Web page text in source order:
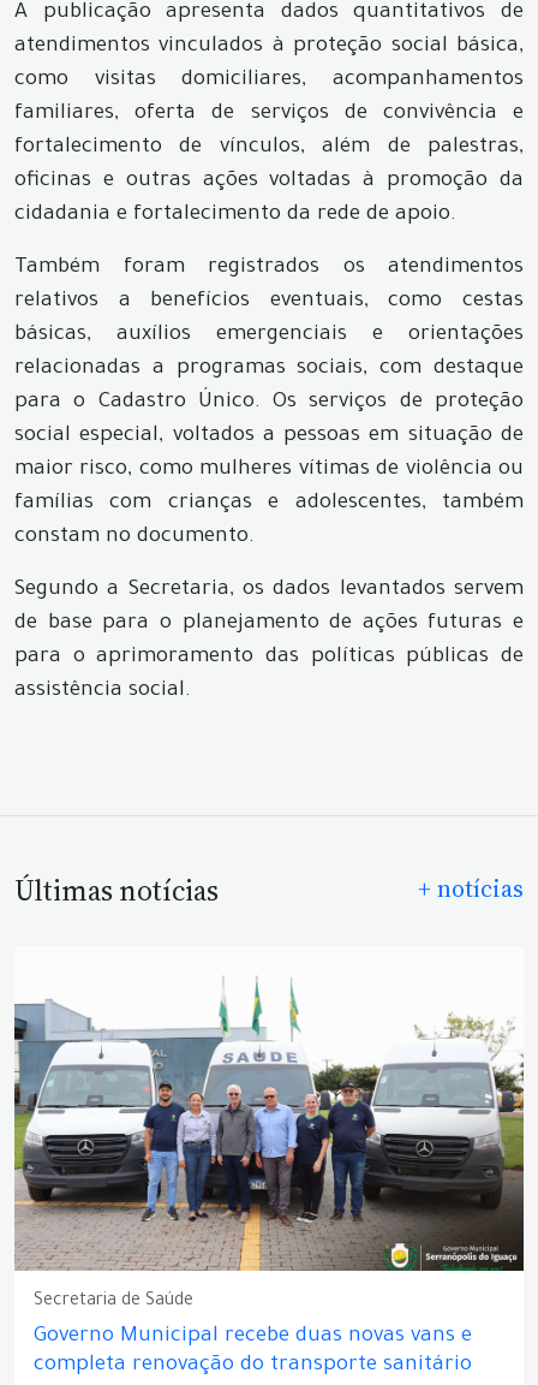
A publicação apresenta dados quantitativos de
atendimentos vinculados à proteção social básica,
como visitas domiciliares, acompanhamentos
familiares, oferta de serviços de convivência e
fortalecimento de vínculos, além de palestras,
oficinas e outras ações voltadas à promoção da
cidadania e fortalecimento da rede de apoio.
Também foram registrados os atendimentos
relativos a benefícios eventuais, como cestas
básicas, auxílios emergenciais e orientações
relacionadas a programas sociais, com destaque
para o Cadastro Único. Os serviços de proteção
social especial, voltados a pessoas em situação de
maior risco, como mulheres vítimas de violência ou
famílias com crianças e adolescentes, também
constam no documento.
Segundo a Secretaria, os dados levantados servem
de base para o planejamento de ações futuras e
para o aprimoramento das políticas públicas de
assistência social.
Últimas notícias + notícias
Secretaria de Saúde
Governo Municipal recebe duas novas vans e
completa renovação do transporte sanitário